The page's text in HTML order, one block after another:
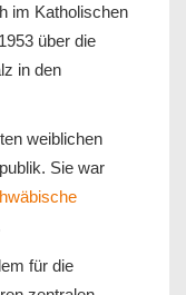
im Katholischen
über die
in den
weiblichen
Sie war
für die